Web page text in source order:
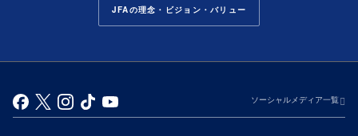
JFAの理念・ビジョン・バリュー
ソーシャルメディア一覧